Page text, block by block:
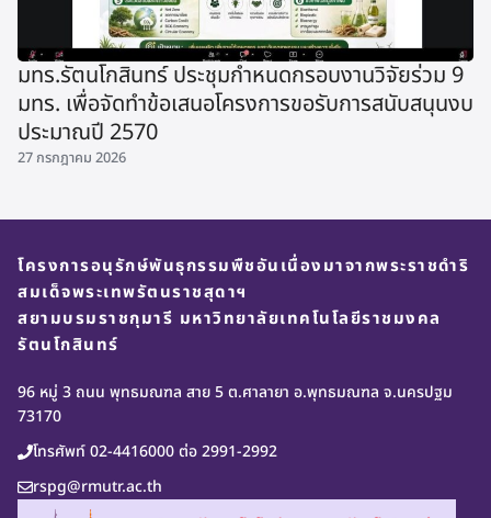
มทร.รัตนโกสินทร์ ประชุมกำหนดกรอบงานวิจัยร่วม 9
มทร. เพื่อจัดทำข้อเสนอโครงการขอรับการสนับสนุนงบ
ประมาณปี 2570
27 กรกฎาคม 2026
โครงการอนุรักษ์พันธุกรรมพืชอันเนื่องมาจากพระราชดำริ
สมเด็จพระเทพรัตนราชสุดาฯ
สยามบรมราชกุมารี มหาวิทยาลัยเทคโนโลยีราชมงคล
รัตนโกสินทร์
96 หมู่ 3 ถนน พุทธมณฑล สาย 5 ต.ศาลายา อ.พุทธมณฑล จ.นครปฐม
73170
โทรศัพท์ 02-4416000 ต่อ 2991-2992
rspg@rmutr.ac.th